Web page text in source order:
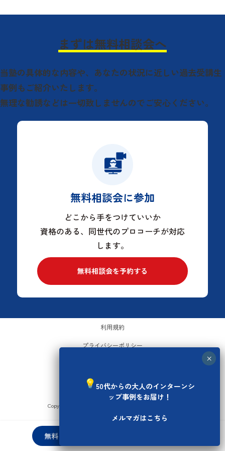
無料メルマガ登録
まずは無料相談会へ
当塾の具体的な内容や、 あなたの状況に近しい過去受講生
事例もご紹介いたします。
無理な勧誘などは一切致しませんのでご安心ください。
無料相談会に参加
どこから手をつけていいか
資格のある、同世代のプロコーチが対応
します。
無料相談会を予約する
利用規約
プライバシーポリシー
お問い合わせ
Copyright © セカンドキャリア塾 All Rights Reserved.
50代からの大人のインターンシ
ップ事例をお届け！
メルマガはこちら